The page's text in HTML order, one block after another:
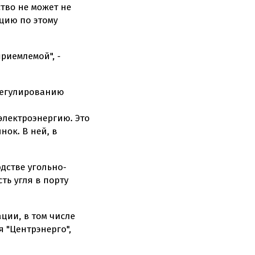
не может не
по этому
-
Это
В ней, в
угольно-
угля в порту
в том числе
"Центрэнерго",